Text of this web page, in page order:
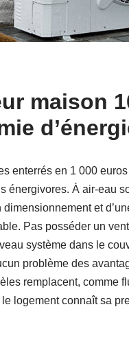
maison
enterrés en 1 000
énergivores. À air-eau
et
Pas posséder un
système dans le
problème des
remplacent, comme
logement connaît sa